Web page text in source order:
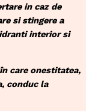
in caz de
si stingere a
interior si
care onestitatea,
conduc la